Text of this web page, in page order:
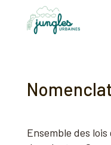
Ensemble des